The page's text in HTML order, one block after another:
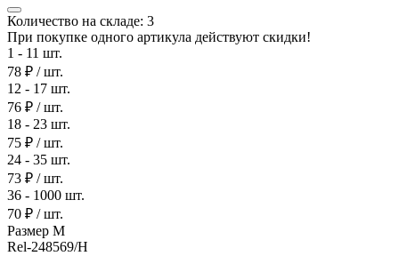
Количество на складе: 3
При покупке одного артикула действуют скидки!
1 - 11 шт.
78 ₽ / шт.
12 - 17 шт.
76 ₽ / шт.
18 - 23 шт.
75 ₽ / шт.
24 - 35 шт.
73 ₽ / шт.
36 - 1000 шт.
70 ₽ / шт.
Размер M
Rel-248569/Н